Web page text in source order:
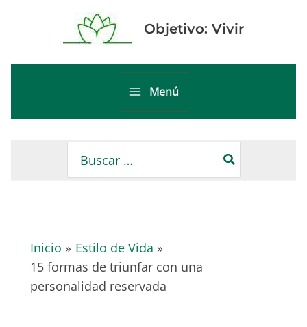
contenido
Objetivo: Vivir
Main
Menu
Menú
por:
Inicio
Estilo de Vida
15 formas de triunfar con una
personalidad reservada